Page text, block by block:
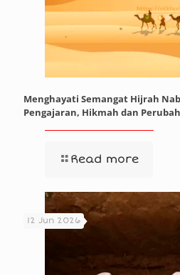
Menghayati Semangat Hijrah
Pengajaran, Hikmah dan
Read more
12 Jun 2026